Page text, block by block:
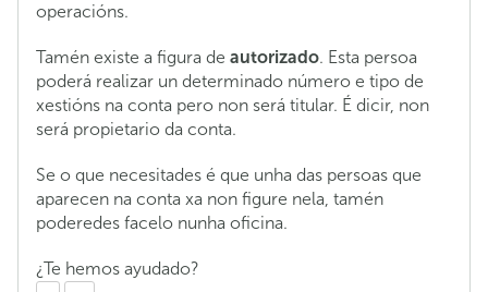
operacións.
Tamén existe a figura de autorizado. Esta persoa
poderá realizar un determinado número e tipo de
xestións na conta pero non será titular. É dicir, non
será propietario da conta.
Se o que necesitades é que unha das persoas que
aparecen na conta xa non figure nela, tamén
poderedes facelo nunha oficina.
¿Te hemos ayudado?